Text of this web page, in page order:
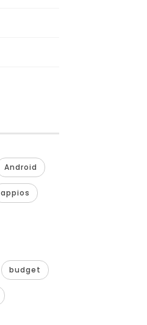
Android
appios
budget